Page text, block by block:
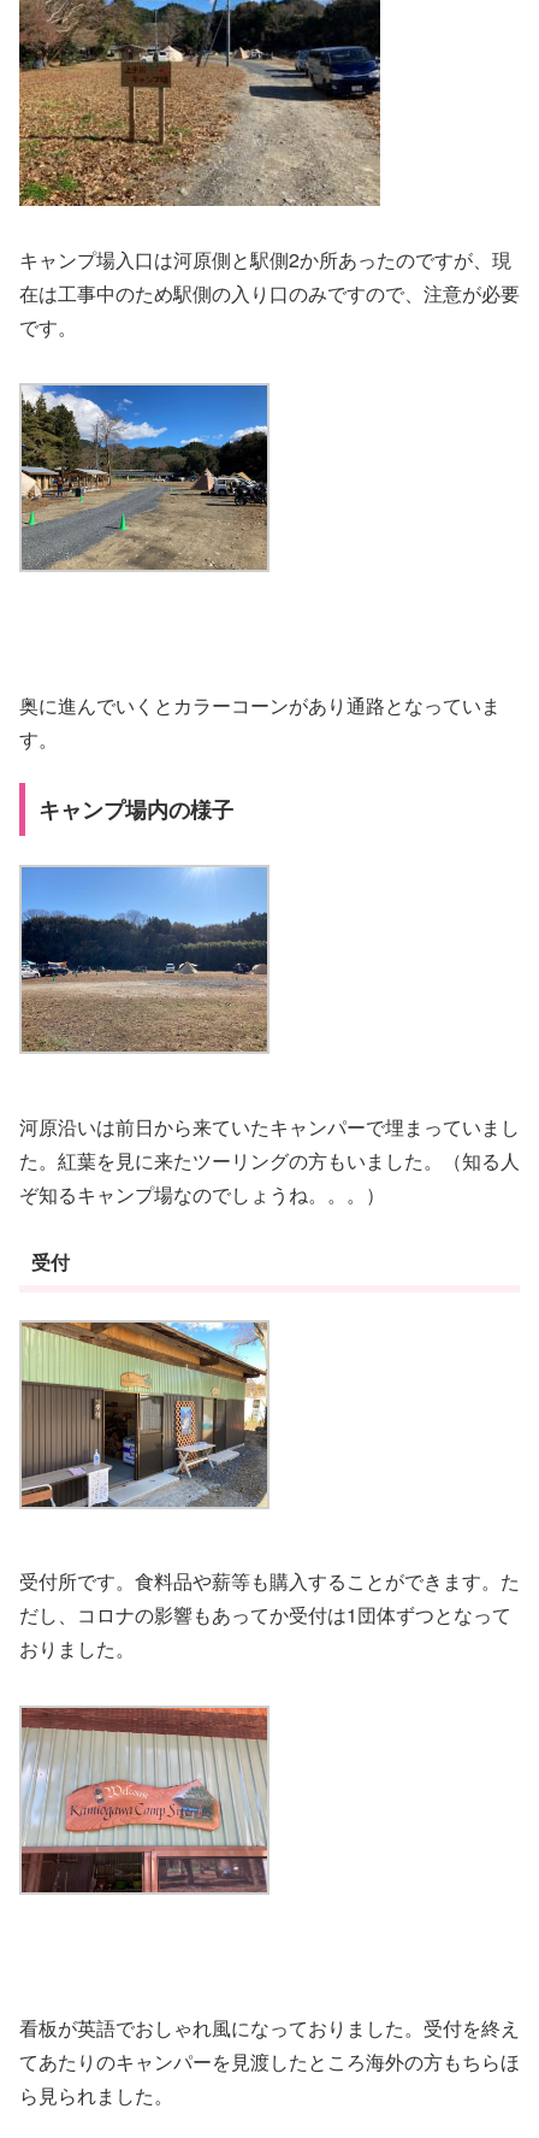
キャンプ場入口は河原側と駅側2か所あったのですが、現
在は工事中のため駅側の入り口のみですので、注意が必要
です。
奥に進んでいくとカラーコーンがあり通路となっていま
す。
キャンプ場内の様子
河原沿いは前日から来ていたキャンパーで埋まっていまし
た。紅葉を見に来たツーリングの方もいました。（知る人
ぞ知るキャンプ場なのでしょうね。。。）
受付
受付所です。食料品や薪等も購入することができます。た
だし、コロナの影響もあってか受付は1団体ずつとなって
おりました。
看板が英語でおしゃれ風になっておりました。受付を終え
てあたりのキャンパーを見渡したところ海外の方もちらほ
ら見られました。